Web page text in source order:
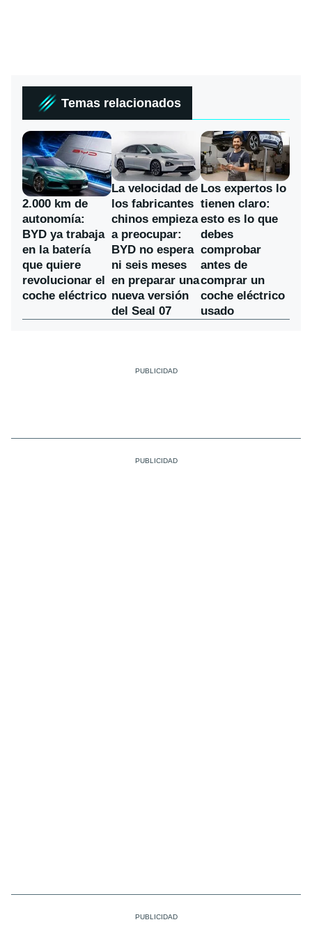
Temas relacionados
2.000 km de
autonomía:
BYD ya trabaja
en la batería
que quiere
revolucionar el
coche eléctrico
La velocidad de
los fabricantes
chinos empieza
a preocupar:
BYD no espera
ni seis meses
en preparar una
nueva versión
del Seal 07
Los expertos lo
tienen claro:
esto es lo que
debes
comprobar
antes de
comprar un
coche eléctrico
usado